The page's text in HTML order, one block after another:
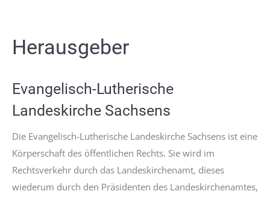
Herausgeber
Evangelisch-Lutherische
Landeskirche Sachsens
Die Evangelisch-Lutherische Landeskirche Sachsens ist eine
Körperschaft des öffentlichen Rechts. Sie wird im
Rechtsverkehr durch das Landeskirchenamt, dieses
wiederum durch den Präsidenten des Landeskirchenamtes,